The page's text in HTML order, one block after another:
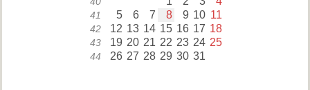
41 5 6 7 8 9 10 11
42 12 13 14 15 16 17 18
43 19 20 21 22 23 24 25
44 26 27 28 29 30 31